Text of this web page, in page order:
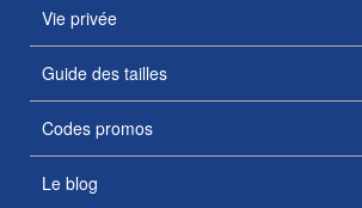
Vie privée
Guide des tailles
Codes promos
Le blog